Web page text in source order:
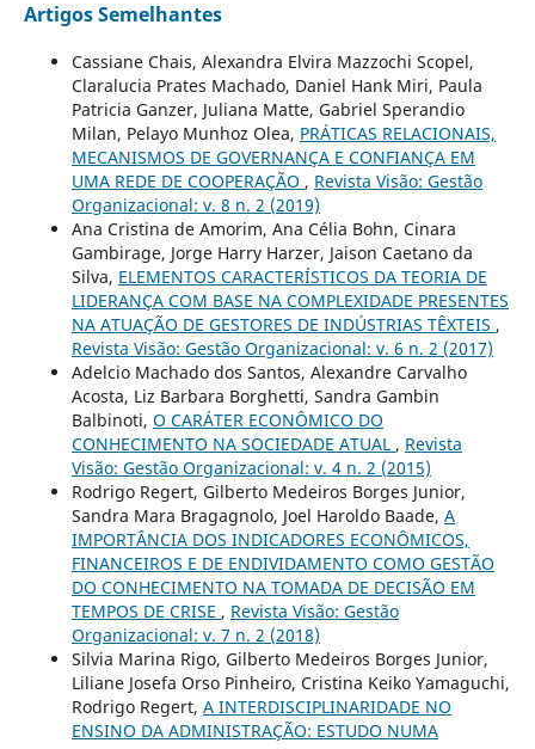
Artigos Semelhantes
Cassiane Chais, Alexandra Elvira Mazzochi Scopel,
Claralucia Prates Machado, Daniel Hank Miri, Paula
Patricia Ganzer, Juliana Matte, Gabriel Sperandio
Milan, Pelayo Munhoz Olea, PRÁTICAS RELACIONAIS,
MECANISMOS DE GOVERNANÇA E CONFIANÇA EM
UMA REDE DE COOPERAÇÃO , Revista Visão: Gestão
Organizacional: v. 8 n. 2 (2019)
Ana Cristina de Amorim, Ana Célia Bohn, Cinara
Gambirage, Jorge Harry Harzer, Jaison Caetano da
Silva, ELEMENTOS CARACTERÍSTICOS DA TEORIA DE
LIDERANÇA COM BASE NA COMPLEXIDADE PRESENTES
NA ATUAÇÃO DE GESTORES DE INDÚSTRIAS TÊXTEIS ,
Revista Visão: Gestão Organizacional: v. 6 n. 2 (2017)
Adelcio Machado dos Santos, Alexandre Carvalho
Acosta, Liz Barbara Borghetti, Sandra Gambin
Balbinoti, O CARÁTER ECONÔMICO DO
CONHECIMENTO NA SOCIEDADE ATUAL , Revista
Visão: Gestão Organizacional: v. 4 n. 2 (2015)
Rodrigo Regert, Gilberto Medeiros Borges Junior,
Sandra Mara Bragagnolo, Joel Haroldo Baade, A
IMPORTÂNCIA DOS INDICADORES ECONÔMICOS,
FINANCEIROS E DE ENDIVIDAMENTO COMO GESTÃO
DO CONHECIMENTO NA TOMADA DE DECISÃO EM
TEMPOS DE CRISE , Revista Visão: Gestão
Organizacional: v. 7 n. 2 (2018)
Silvia Marina Rigo, Gilberto Medeiros Borges Junior,
Liliane Josefa Orso Pinheiro, Cristina Keiko Yamaguchi,
Rodrigo Regert, A INTERDISCIPLINARIDADE NO
ENSINO DA ADMINISTRAÇÃO: ESTUDO NUMA